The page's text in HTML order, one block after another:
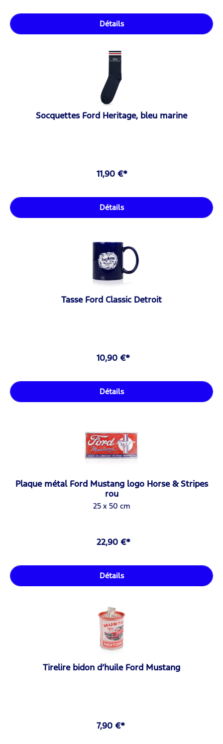
Détails
Socquettes Ford Heritage, bleu marine
11,90 €*
Détails
Tasse Ford Classic Detroit
10,90 €*
Détails
Plaque métal Ford Mustang logo Horse & Stripes
rou
25 x 50 cm
22,90 €*
Détails
Tirelire bidon d’huile Ford Mustang
7,90 €*